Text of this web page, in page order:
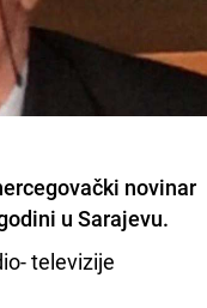
novinar
u Sarajevu.
televizije